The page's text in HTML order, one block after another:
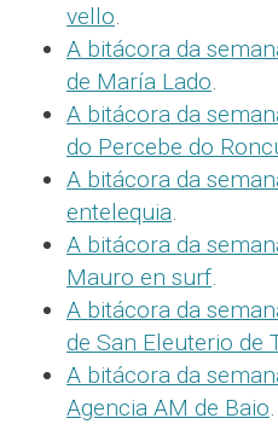
vello.
A bitácora da
de María Lado.
A bitácora da
do Percebe do
A bitácora da
entelequia.
A bitácora da
Mauro en surf.
A bitácora da
de San Eleuterio de
A bitácora da
Agencia AM de Baio.